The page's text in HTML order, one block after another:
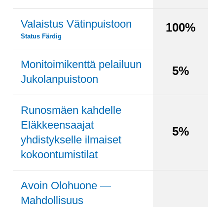
Valaistus Vätinpuistoon
Status Färdig
100%
Monitoimikenttä pelailuun
Jukolanpuistoon
5%
Runosmäen kahdelle
Eläkkeensaajat
yhdistykselle ilmaiset
kokoontumistilat
5%
Avoin Olohuone —
Mahdollisuus